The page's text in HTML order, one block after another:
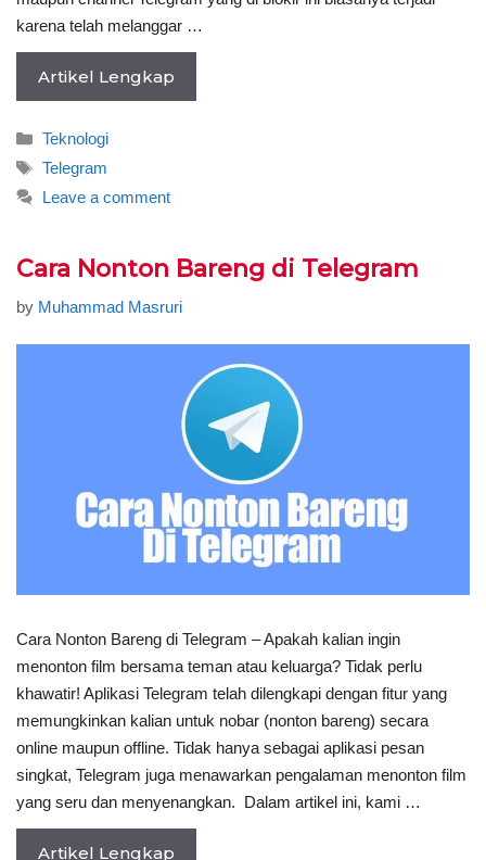
karena telah melanggar …
Artikel Lengkap
Categories
Teknologi
Tags
Telegram
Leave a comment
Cara Nonton Bareng di Telegram
by Muhammad Masruri
Cara Nonton Bareng di Telegram – Apakah kalian ingin
menonton film bersama teman atau keluarga? Tidak perlu
khawatir! Aplikasi Telegram telah dilengkapi dengan fitur yang
memungkinkan kalian untuk nobar (nonton bareng) secara
online maupun offline. Tidak hanya sebagai aplikasi pesan
singkat, Telegram juga menawarkan pengalaman menonton film
yang seru dan menyenangkan. Dalam artikel ini, kami …
Artikel Lengkap